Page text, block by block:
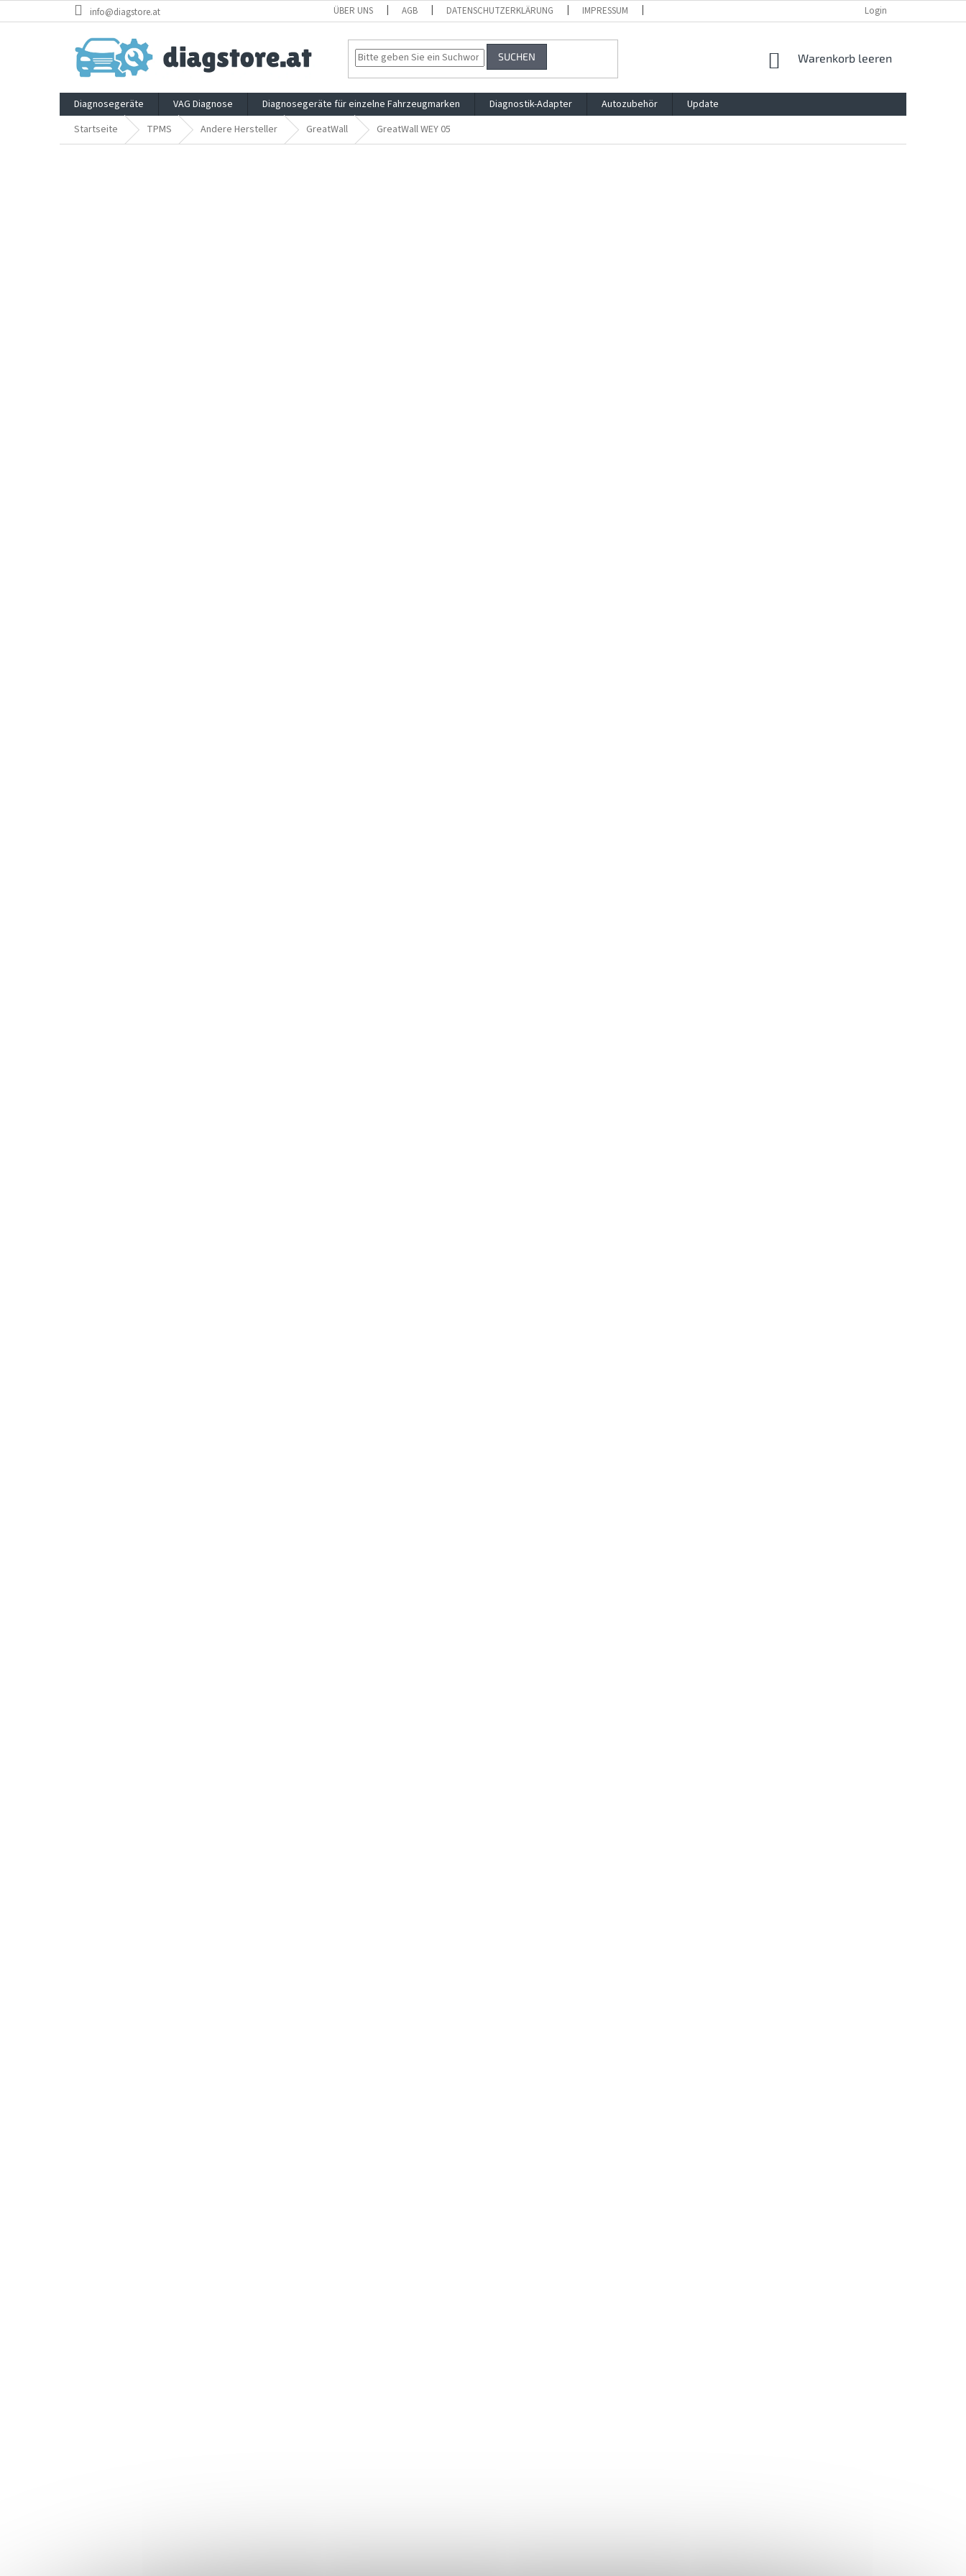
Inhalt
info@diagstore.at ÜBER UNS AGB DATENSCHUTZERKLÄRUNG IMPRESSUM Login
SUCHEN WARENKORB
Warenkorb leeren
Diagnosegeräte VAG Diagnose Diagnosegeräte für einzelne Fahrzeugmarken Diagnostik-Adapter Autozubehör
Update
Startseite
TPMS Andere Hersteller GreatWall GreatWall WEY 05